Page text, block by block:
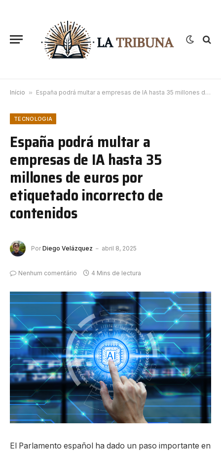
Início » España podrá multar a empresas de IA hasta 35 millones de euros por etiquetado incorrecto de contenidos
TECNOLOGIA
España podrá multar a
empresas de IA hasta 35
millones de euros por
etiquetado incorrecto de
contenidos
Por Diego Velázquez abril 8, 2025
Nenhum comentário 4 Mins de lectura
El Parlamento español ha dado un paso importante en